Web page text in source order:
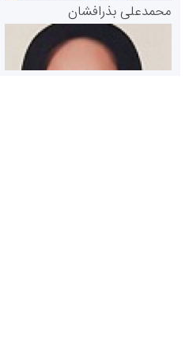
محمدعلی بذرافشان